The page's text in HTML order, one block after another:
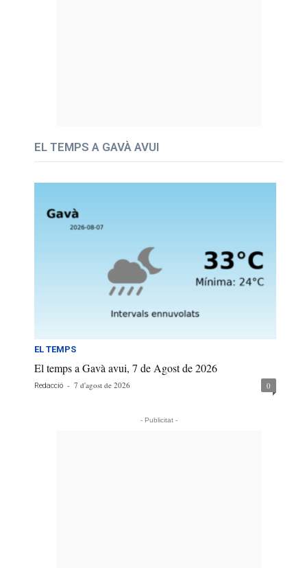
EL TEMPS A GAVÀ AVUI
EL TEMPS
El temps a Gavà avui, 7 de Agost de 2026
Redacció - 7 d'agost de 2026 0
- Publicitat -